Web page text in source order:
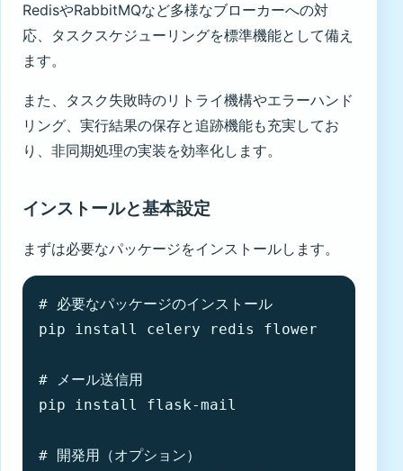
RedisやRabbitMQなど多様なブローカーへの対
応、タスクスケジューリングを標準機能として備え
ます。
また、タスク失敗時のリトライ機構やエラーハンド
リング、実行結果の保存と追跡機能も充実してお
り、非同期処理の実装を効率化します。
インストールと基本設定
まずは必要なパッケージをインストールします。
# 必要なパッケージのインストール
pip install celery redis flower
# メール送信用
pip install flask-mail
# 開発用（オプション）